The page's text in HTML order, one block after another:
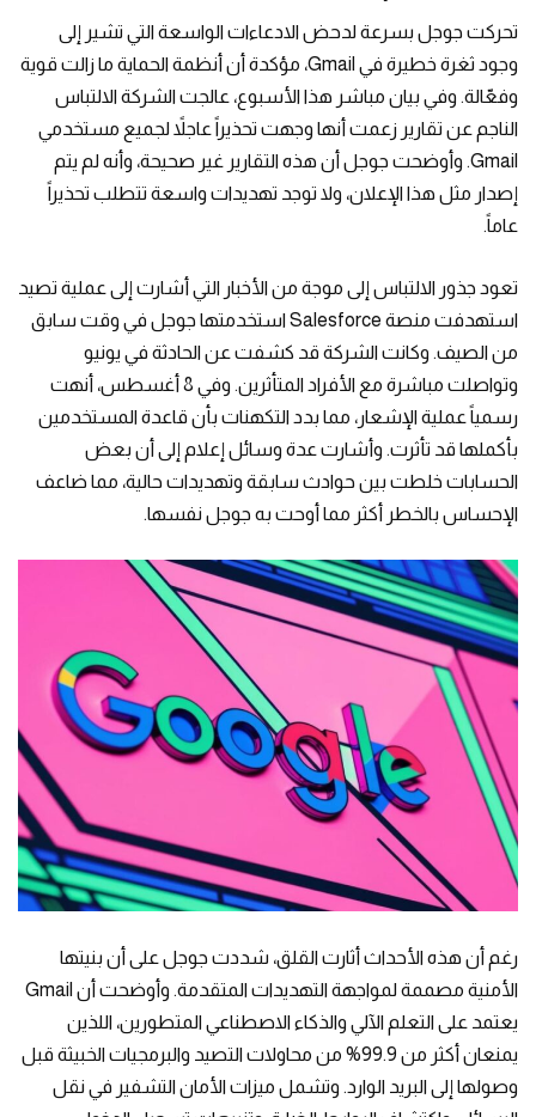
تحركت جوجل بسرعة لدحض الادعاءات الواسعة التي تشير إلى
وجود ثغرة خطيرة في Gmail، مؤكدة أن أنظمة الحماية ما زالت قوية
وفعّالة. وفي بيان مباشر هذا الأسبوع، عالجت الشركة الالتباس
الناجم عن تقارير زعمت أنها وجهت تحذيراً عاجلاً لجميع مستخدمي
Gmail. وأوضحت جوجل أن هذه التقارير غير صحيحة، وأنه لم يتم
إصدار مثل هذا الإعلان، ولا توجد تهديدات واسعة تتطلب تحذيراً
عاماً.
تعود جذور الالتباس إلى موجة من الأخبار التي أشارت إلى عملية تصيد
استهدفت منصة Salesforce استخدمتها جوجل في وقت سابق
من الصيف. وكانت الشركة قد كشفت عن الحادثة في يونيو
وتواصلت مباشرة مع الأفراد المتأثرين. وفي 8 أغسطس، أنهت
رسمياً عملية الإشعار، مما بدد التكهنات بأن قاعدة المستخدمين
بأكملها قد تأثرت. وأشارت عدة وسائل إعلام إلى أن بعض
الحسابات خلطت بين حوادث سابقة وتهديدات حالية، مما ضاعف
الإحساس بالخطر أكثر مما أوحت به جوجل نفسها.
رغم أن هذه الأحداث أثارت القلق، شددت جوجل على أن بنيتها
الأمنية مصممة لمواجهة التهديدات المتقدمة. وأوضحت أن Gmail
يعتمد على التعلم الآلي والذكاء الاصطناعي المتطورين، اللذين
يمنعان أكثر من 99.9% من محاولات التصيد والبرمجيات الخبيثة قبل
وصولها إلى البريد الوارد. وتشمل ميزات الأمان التشفير في نقل